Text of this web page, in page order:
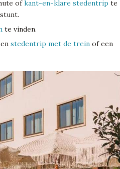
ofkant-en-klare stedentrip te
te vinden.
stedentrip met de trein of een